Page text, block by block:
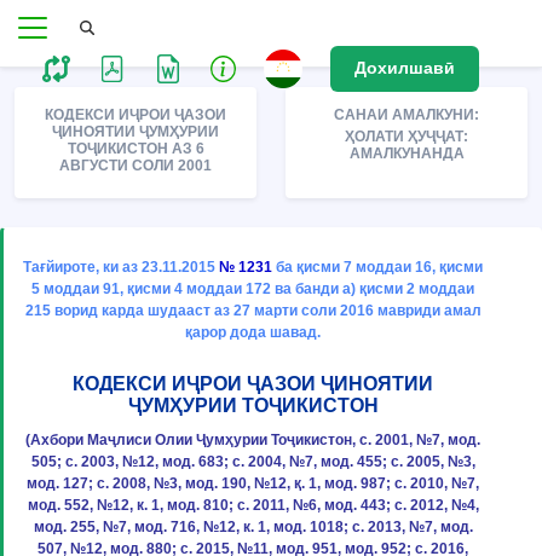
Дохилшавӣ
КОДЕКСИ ИҶРОИ ҶАЗОИ
ҶИНОЯТИИ ҶУМҲУРИИ
ТОҶИКИСТОН АЗ 6
АВГУСТИ СОЛИ 2001
САНАИ АМАЛКУНИ:
ҲОЛАТИ ҲУҶҶАТ:
АМАЛКУНАНДА
Тағйироте, ки аз 23.11.2015 № 1231 ба қисми 7 моддаи 16, қисми
5 моддаи 91, қисми 4 моддаи 172 ва банди а) қисми 2 моддаи
215 ворид карда шудааст аз 27 марти соли 2016 мавриди амал
қарор дода шавад.
КОДЕКСИ ИҶРОИ ҶАЗОИ ҶИНОЯТИИ
ҶУМҲУРИИ ТОҶИКИСТОН
(Ахбори Маҷлиси Олии Ҷумҳурии Тоҷикистон, с. 2001, №7, мод.
505; с. 2003, №12, мод. 683; с. 2004, №7, мод. 455; с. 2005, №3,
мод. 127; с. 2008, №3, мод. 190, №12, қ. 1, мод. 987; с. 2010, №7,
мод. 552, №12, к. 1, мод. 810; с. 2011, №6, мод. 443; с. 2012, №4,
мод. 255, №7, мод. 716, №12, к. 1, мод. 1018; с. 2013, №7, мод.
507, №12, мод. 880; с. 2015, №11, мод. 951, мод. 952; с. 2016,